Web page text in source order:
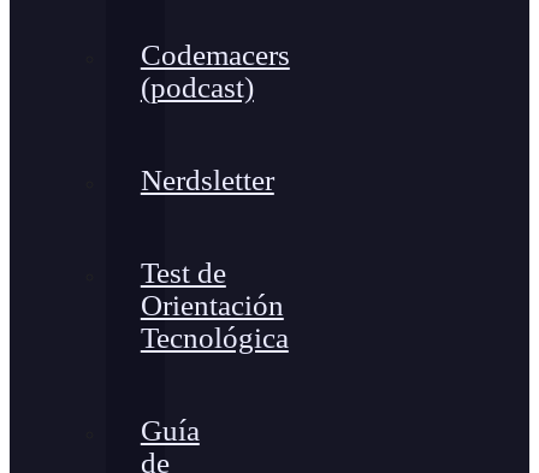
Codemacers
(podcast)
Nerdsletter
Test de
Orientación
Tecnológica
Guía
de